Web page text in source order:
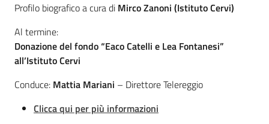
Profilo biografico a cura di Mirco Zanoni (Istituto Cervi)
Al termine:
Donazione del fondo “Eaco Catelli e Lea Fontanesi”
all’Istituto Cervi
Conduce: Mattia Mariani – Direttore Telereggio
Clicca qui per più informazioni